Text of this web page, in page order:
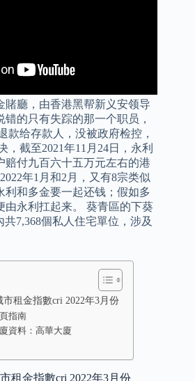
賭廳，由香港黑帮新义安领导
错的只有失踪的那一个职员，
款给存款人，没被政府检控，
，截至2021年11月24日，永利
赔付九百六十五万元左右的港
年1月和2月，又有8宗类似
利和多金要一起还钱；假如多
由永利扛起来。 葵青區的下葵
7,368個私人住宅單位，涉及
租金指數cri 2022年3月份
指南
資料：高華大廈
租金指數cri 2022年3月份